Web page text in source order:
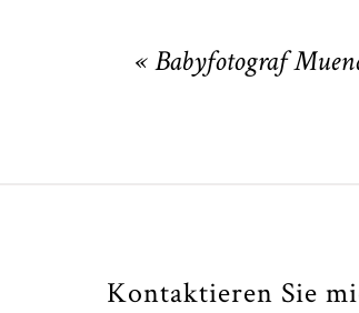
« Babyfotograf
Kontaktieren Sie